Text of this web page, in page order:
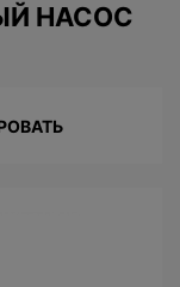
НАСОС